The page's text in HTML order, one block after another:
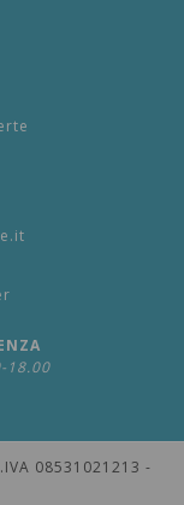
18.00
08531021213 -